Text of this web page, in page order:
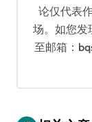
论仅代表
场。如您发
至邮箱：